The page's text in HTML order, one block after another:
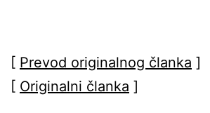
[ Prevod originalnog članka ]
[ Originalni članka ]